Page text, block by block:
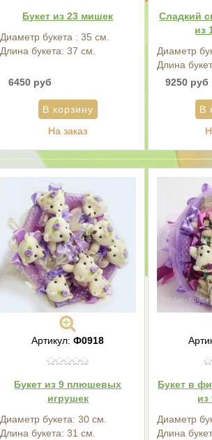
Букет из 23 мишек
Диаметр букета : 35 см.
Длина букета: 37 см.
6450 руб
На заказ
Сладкий
из
Диаметр
Длина
9250 руб
Артикул:Ф0918
Букет из 9 плюшевых
игрушек
Диаметр букета: 30 см.
Длина букета: 31 см.
Букет в
из
Диаметр
Длина